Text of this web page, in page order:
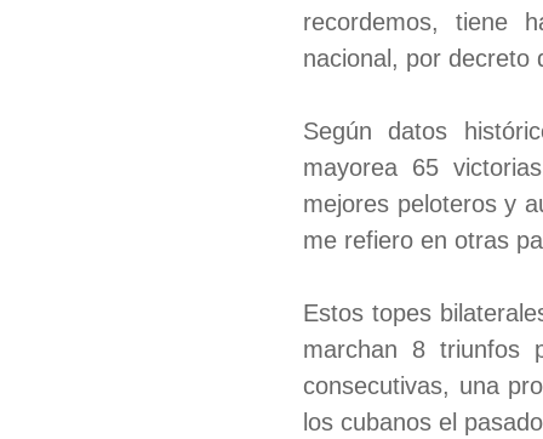
recordemos, tiene
nacional, por decreto
Según datos
mayorea 65
mejores peloteros y
me refiero en otras
Estos topes
marchan 8 triunfos
consecutivas, una
los cubanos el